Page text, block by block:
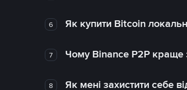
6 Як купити Bitcoin
7 Чому Binance P2P краще
8 Як мені захистити себе